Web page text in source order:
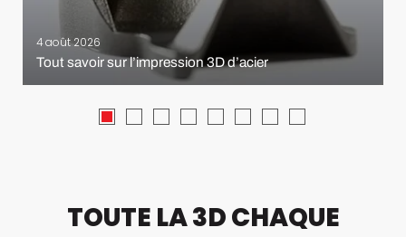
4 août 2026
Tout savoir sur l’impression 3D d’acier
TOUTE LA 3D CHAQUE